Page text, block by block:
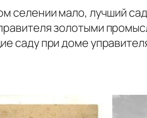
селении мало, лучший
золотыми
саду при доме